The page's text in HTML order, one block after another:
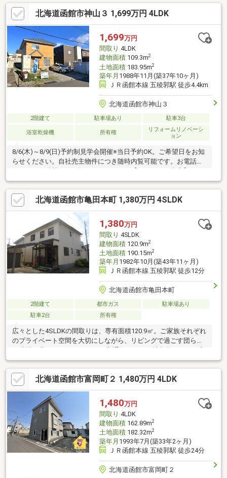
北海道函館市神山３ 1,699万円 4LDK
1,699万円
間取り 4LDK
建物面積109.3m2
土地面積183.95m2
築年月 1988年11月(築37年10ヶ月)
ＪＲ函館本線 五稜郭駅 徒歩4.4km
北海道函館市神山３
2階建て 駐車場あり 駐車3台
浴室乾燥機 所有権
リフォームリノベーシ
ョン
8/6(木)～8/9(日)予約制見学会開催※当日予約OK。ご希望日をお知
らせください。自社売主物件につき随時内覧可能です。お電話か
アリ工防除工事、クリーニング、鍵交換、雨漏り点検、設備点検
屋根塗装、外壁塗装水回り交換間取変更、玄関扉交換、室内ドア
交換、床材上張り、クロス張替え【おすすめポイント】・本物件
は条件により住宅ローン減税が適用されます。・雨漏り、構造上
主要な部分の欠陥や・腐食、給排水管の故障や漏水についてお引
渡しより２年間保証。・シロアリ防除工事施工後5年間保証。
北海道函館市亀田本町 1,380万円 4SLDK
1,380万円
間取り 4SLDK
建物面積120.9m2
土地面積190.15m2
築年月 1982年10月(築43年11ヶ月)
ＪＲ函館本線 五稜郭駅 徒歩12分
北海道函館市亀田本町
2階建て 都市ガス
駐車場あり
駐車2台
所有権
広々とした4SLDKの間取りは、専有面積120.9㎡。ご家族それぞれ
のプライベート空間を大切にしながら、リビングで過ごす団らん
駅へも徒歩9分で、フットワーク軽く行動できますね。 南向きの
バルコニーは2面以上あり、たっぷりの陽光が降り注ぎます。お洗
濯物も気持ちよく乾きそうですね。車庫・カーポート付きで2台分
の駐車スペースがあるのも嬉しいポイント！ 周辺にはコンビニや
スーパー、ドラッグストアが揃い、幼稚園や小中学校も徒歩圏
内。子育て世代にも安心の住環境です。都市ガスや灯油暖房、浴
室に窓があるなど、暮らしを快適にする設備も整っています。
北海道函館市富岡町２ 1,480万円 4LDK
1,480万円
間取り 4LDK
建物面積162.89m2
土地面積182.32m2
築年月 1993年7月(築33年2ヶ月)
ＪＲ函館本線 五稜郭駅 徒歩24分
北海道函館市富岡町２